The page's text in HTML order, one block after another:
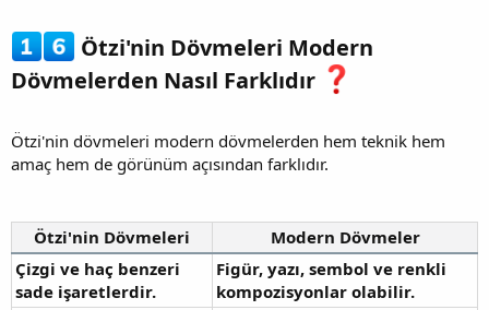
Ötzi'nin Dövmeleri Modern
Dövmelerden Nasıl Farklıdır
Ötzi'nin dövmeleri modern dövmelerden hem teknik hem
amaç hem de görünüm açısından farklıdır.
Ötzi'nin Dövmeleri
Modern Dövmeler
Çizgi ve haç benzeri
sade işaretlerdir.
Figür, yazı, sembol ve renkli
kompozisyonlar olabilir.